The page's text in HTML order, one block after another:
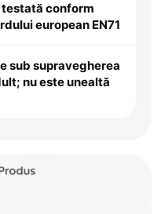
conform
european EN71
sub supravegherea
nu este unealtă